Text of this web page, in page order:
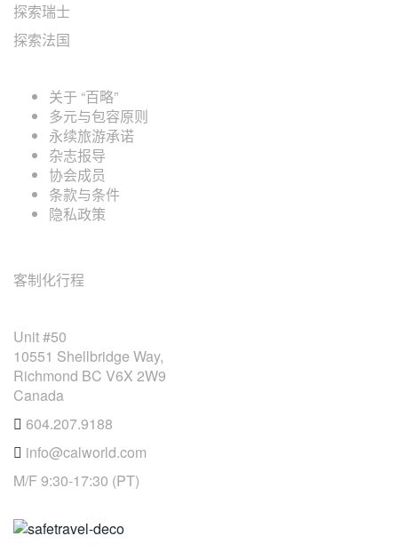
探索瑞士
探索法国
关于 “百略”
多元与包容原则
永续旅游承诺
杂志报导
协会成员
条款与条件
隐私政策
客制化行程
Unit #50
10551 Shellbridge Way,
Richmond BC V6X 2W9
Canada
604.207.9188
info@calworld.com
M/F 9:30-17:30 (PT)